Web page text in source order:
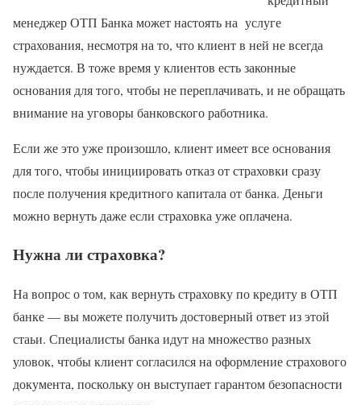
менеджер ОТП Банка может настоять на услуге
страхования, несмотря на то, что клиент в ней не всегда
нуждается. В тоже время у клиентов есть законные
основания для того, чтобы не переплачивать, и не обращать
внимание на уговоры банковского работника.
Если же это уже произошло, клиент имеет все основания
для того, чтобы инициировать отказ от страховки сразу
после получения кредитного капитала от банка. Деньги
можно вернуть даже если страховка уже оплачена.
Нужна ли страховка?
На вопрос о том, как вернуть страховку по кредиту в ОТП
банке — вы можете получить достоверный ответ из этой
стаьи. Специалисты банка идут на множество разных
уловок, чтобы клиент согласился на оформление страхового
документа, поскольку он выступает гарантом безопасности